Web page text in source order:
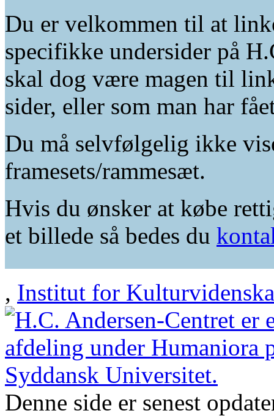
Du er velkommen til at
specifikke undersider på
skal dog være magen til
sider, eller som man har
Du må selvfølgelig ikke
framesets/rammesæt.
Hvis du ønsker at købe
et billede så bedes du
, Institut for
Denne side er senest